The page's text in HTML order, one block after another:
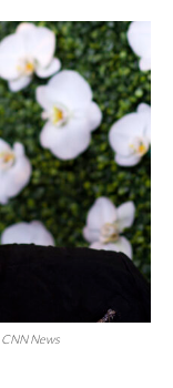
CNN News